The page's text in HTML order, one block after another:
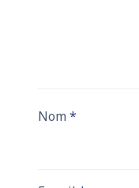
Nom *